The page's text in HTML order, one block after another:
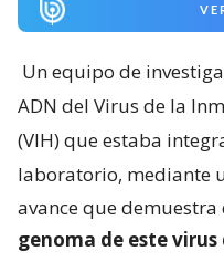
Un equipo de
ADN del Virus de la
(VIH) que estaba
laboratorio, mediante
avance que demuestra
genoma de este